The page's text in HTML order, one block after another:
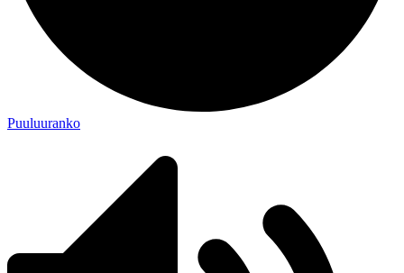
Puuluuranko